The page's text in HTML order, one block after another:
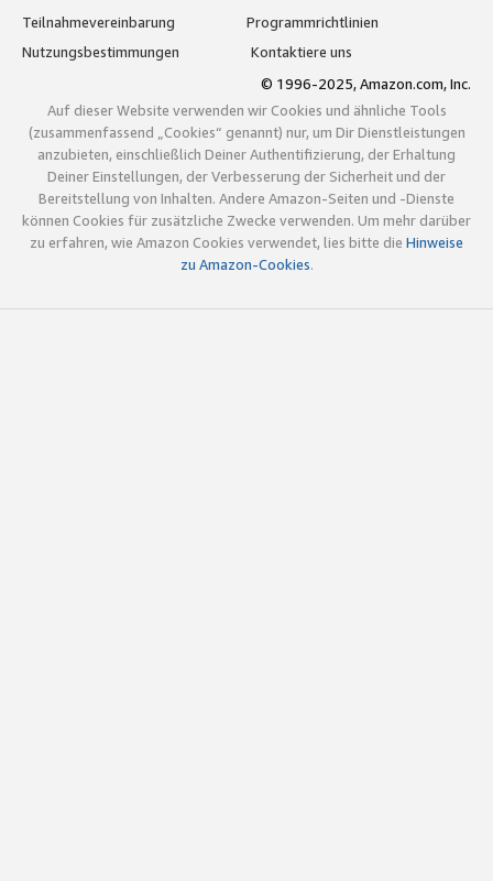
Teilnahmevereinbarung
Programmrichtlinien
Nutzungsbestimmungen
Kontaktiere uns
© 1996-2025, Amazon.com, Inc.
Auf dieser Website verwenden wir Cookies und ähnliche Tools
(zusammenfassend „Cookies“ genannt) nur, um Dir Dienstleistungen
anzubieten, einschließlich Deiner Authentifizierung, der Erhaltung
Deiner Einstellungen, der Verbesserung der Sicherheit und der
Bereitstellung von Inhalten. Andere Amazon-Seiten und -Dienste
können Cookies für zusätzliche Zwecke verwenden. Um mehr darüber
zu erfahren, wie Amazon Cookies verwendet, lies bitte die Hinweise
zu Amazon-Cookies.